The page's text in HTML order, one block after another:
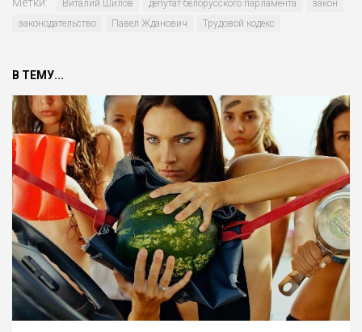
Виталий Шилов депутат белорусско­го парламента
закон
законодательство
Павел Жданович Трудовой кодекс
В ТЕМУ...